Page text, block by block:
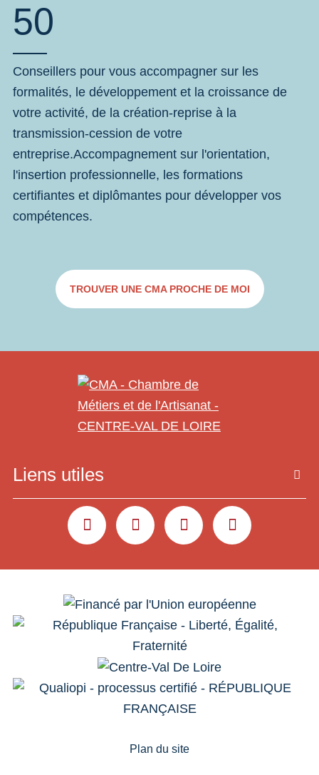
50
Conseillers pour vous accompagner sur les
formalités, le développement et la croissance de
votre activité, de la création-reprise à la
transmission-cession de votre
entreprise.Accompagnement sur l'orientation,
l'insertion professionnelle, les formations
certifiantes et diplômantes pour développer vos
compétences.
TROUVER UNE CMA PROCHE DE MOI
Liens utiles
YOUTUBELINKEDININSTAGRAMFACEBOOK
Plan du site